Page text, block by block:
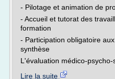
- Pilotage et animation de
- Accueil et tutorat des
formation
- Participation obligatoire
synthèse
L'évaluation médico-psycho-
Lire la suite